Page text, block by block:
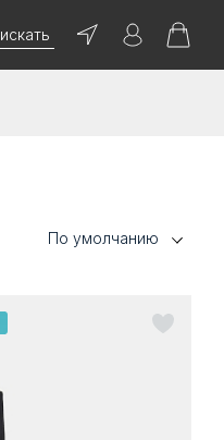
искать
По умолчанию